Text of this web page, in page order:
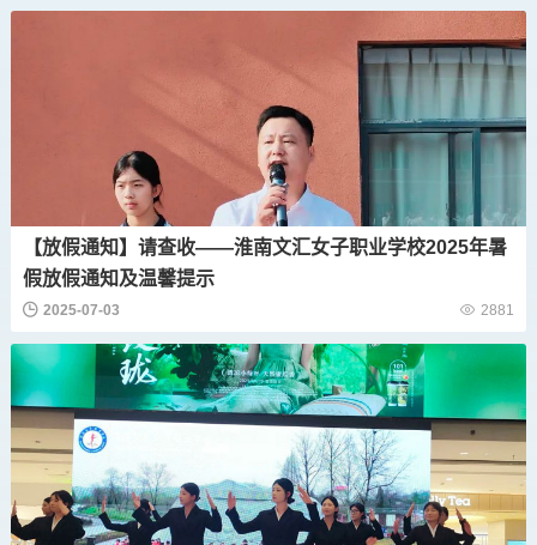
【放假通知】请查收——淮南文汇女子职业学校2025年暑
假放假通知及温馨提示
2025-07-03 2881